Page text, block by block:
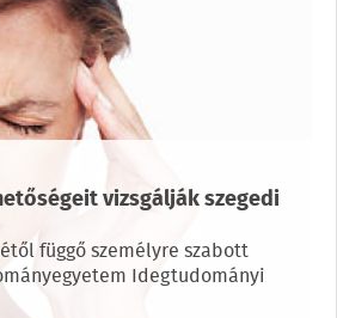
vizsgálják szegedi
függő személyre szabott
Idegtudományi